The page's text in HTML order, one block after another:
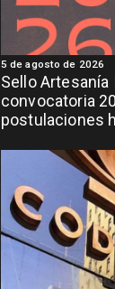
Sello Artesanía
convocatoria
postulaciones
5 de agosto de 2026